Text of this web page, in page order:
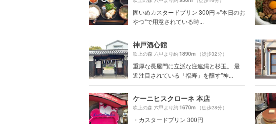
固いめカスタードプリン 300円 ※"本日のお
やつ"で用意されている時...
神戸酒心館
吹上の森 六甲より約1890m （徒歩32分）
重厚な長屋門に立派な注連縄と杉玉。 最
近注目されている「福寿」を醸す"神...
ケーニヒスクローネ 本店
吹上の森 六甲より約1670m （徒歩28分）
・カスタードプリン 300円